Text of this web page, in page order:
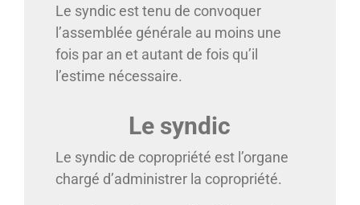
Le syndic est tenu de convoquer
l’assemblée générale au moins une
fois par an et autant de fois qu’il
l’estime nécessaire.
Le syndic
Le syndic de copropriété est l’organe
chargé d’administrer la copropriété.